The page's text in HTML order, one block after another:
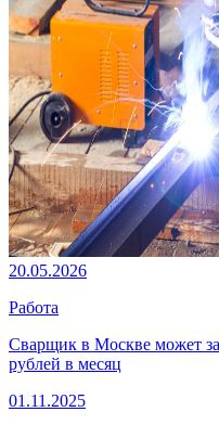
20.05.2026
Работа
Сварщик в Москве может
рублей в месяц
01.11.2025